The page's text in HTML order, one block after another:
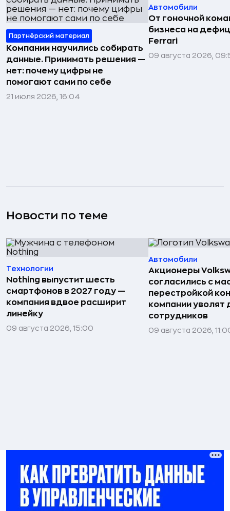
Партнёрский материал
Компании научились собирать
данные. Принимать решения —
нет: почему цифры не
помогают сами по себе
21 июля 2026, 16:04
Автомобили
От гоночной
бизнеса на
Ferrari
09 августа 2026,
Новости по теме
Технологии
Nothing выпустит шесть
смартфонов в 2027 году —
компания вдвое расширит
линейку
09 августа 2026, 15:00
Автомобили
Акционеры
согласились с
перестройкой
компании уволят
сотрудников
09 августа 2026,